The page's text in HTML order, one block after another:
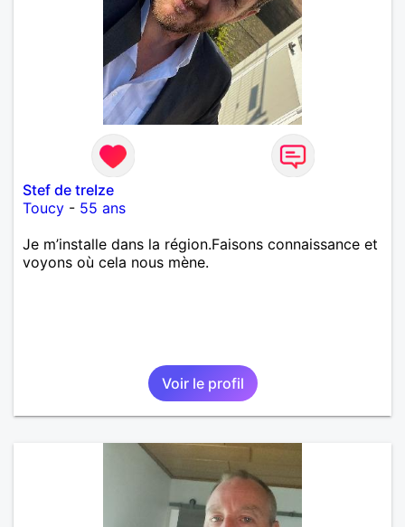
Stef de treIze
Toucy - 55 ans
Je m’installe dans la région.Faisons connaissance et
voyons où cela nous mène.
Voir le profil